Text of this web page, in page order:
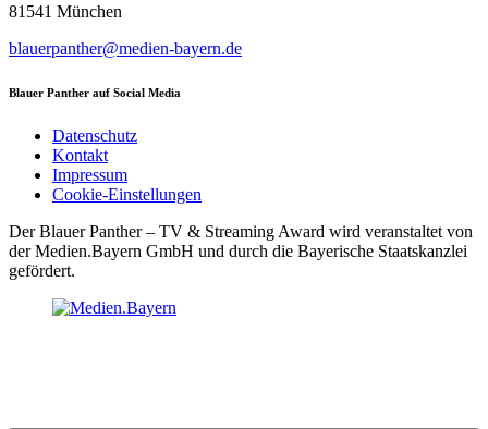
81541 München
blauerpanther@medien-bayern.de
Blauer Panther auf Social Media
Datenschutz
Kontakt
Impressum
Cookie-Einstellungen
Der Blauer Panther – TV & Streaming Award wird veranstaltet von
der Medien.Bayern GmbH und durch die Bayerische Staatskanzlei
gefördert.